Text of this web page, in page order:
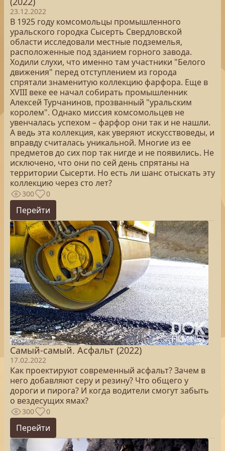
23.12.2022
В 1925 году комсомольцы промышленного
уральского городка Сысерть Свердловской
области исследовали местные подземелья,
расположенные под зданием горного завода.
Ходили слухи, что именно там участники "Белого
движения" перед отступлением из города
спрятали знаменитую коллекцию фарфора. Еще в
XVIII веке ее начал собирать промышленник
Алексей Турчанинов, прозванный "уральским
королем". Однако миссия комсомольцев не
увенчалась успехом – фарфор они так и не нашли.
А ведь эта коллекция, как уверяют искусствоведы, и
вправду считалась уникальной. Многие из ее
предметов до сих пор так нигде и не появились. Не
исключено, что они по сей день спрятаны на
территории Сысерти. Но есть ли шанс отыскать эту
коллекцию через сто лет?
300 0
Перейти
Самый-самый. Асфальт (2022)
17.02.2022
Как проектируют современный асфальт? Зачем в
него добавляют серу и резину? Что общего у
дороги и пирога? И когда водители смогут забыть
о вездесущих ямах?
300 0
Перейти